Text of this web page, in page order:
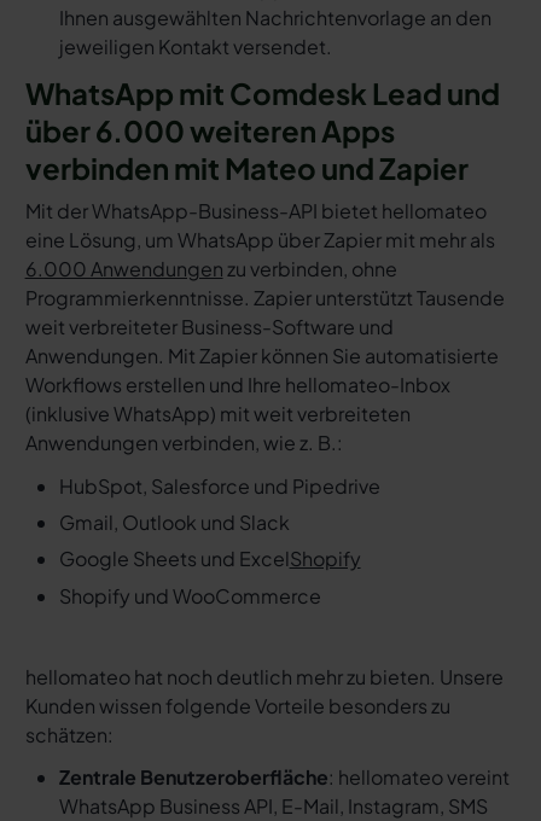
Ihnen ausgewählten Nachrichtenvorlage an den
jeweiligen Kontakt versendet.
WhatsApp mit Comdesk Lead und
über 6.000 weiteren Apps
verbinden mit Mateo und Zapier
Mit der WhatsApp-Business-API bietet hellomateo
eine Lösung, um WhatsApp über Zapier mit mehr als
6.000 Anwendungenzu verbinden, ohne
Programmierkenntnisse. Zapier unterstützt Tausende
weit verbreiteter Business-Software und
Anwendungen. Mit Zapier können Sie automatisierte
Workflows erstellen und Ihre hellomateo-Inbox
(inklusive WhatsApp) mit weit verbreiteten
Anwendungen verbinden, wie z. B.:
HubSpot, Salesforce und Pipedrive
Gmail, Outlook und Slack
Google Sheets und ExcelShopify
Shopify und WooCommerce
hellomateo hat noch deutlich mehr zu bieten. Unsere
Kunden wissen folgende Vorteile besonders zu
schätzen:
Zentrale Benutzeroberfläche: hellomateo vereint
WhatsApp Business API, E-Mail, Instagram, SMS